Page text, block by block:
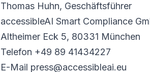
Thomas Huhn, Geschäftsführer
accessibleAI Smart Compliance
Altheimer Eck 5, 80331 München
Telefon +49 89 41434227
E-Mail press@accessibleai.eu